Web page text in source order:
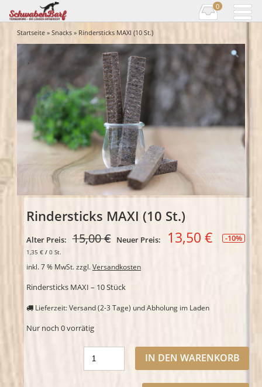
0
Startseite »Snacks » Rindersticks MAXI (10 St.)
Rindersticks MAXI (10 St.)
Alter Preis: 15,00€ Neuer Preis: 13,50 € -10%
1,35 € / 0 St.
inkl. 7 % MwSt.zzgl.Versandkosten
Rindersticks MAXI – 10 Stück
Lieferzeit: Versand (2-3 Tage) und Abholung im Laden
Nur noch 0 vorrätig
IN DEN WARENKORB